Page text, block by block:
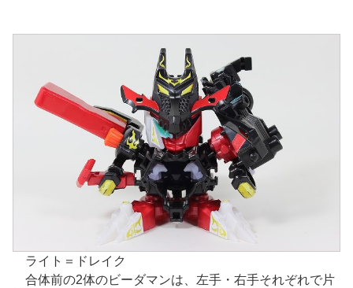
ライト＝ドレイク
合体前の2体のビーダマンは、左手・右手それぞれで片